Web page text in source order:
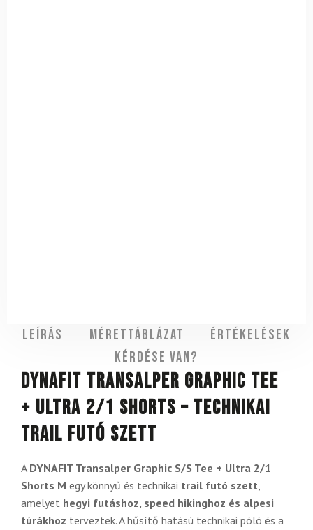
Leírás Mérettáblázat
Értékelések
Kérdése van?
DYNAFIT Transalper Graphic Tee
+ Ultra 2/1 Shorts – technikai
trail futó szett
A DYNAFIT Transalper Graphic S/S Tee + Ultra 2/1
Shorts M egy könnyű és technikai trail futó szett,
amelyet hegyi futáshoz, speed hikinghoz és alpesi
túrákhoz terveztek. A hűsítő hatású technikai póló és a